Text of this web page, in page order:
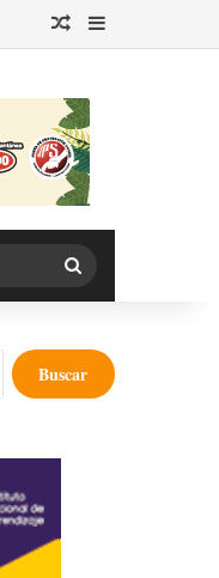
Publicación al azar
Barra lateral
Buscar
por
Buscar: